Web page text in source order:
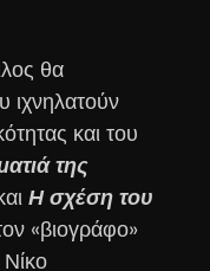
θα
ιχνηλατούν
και του
της
Η σχέση του
«βιογράφο»